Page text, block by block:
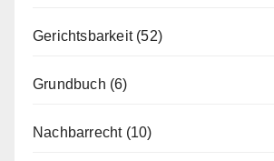
Gerichtsbarkeit(52)
Grundbuch (6)
Nachbarrecht(10)